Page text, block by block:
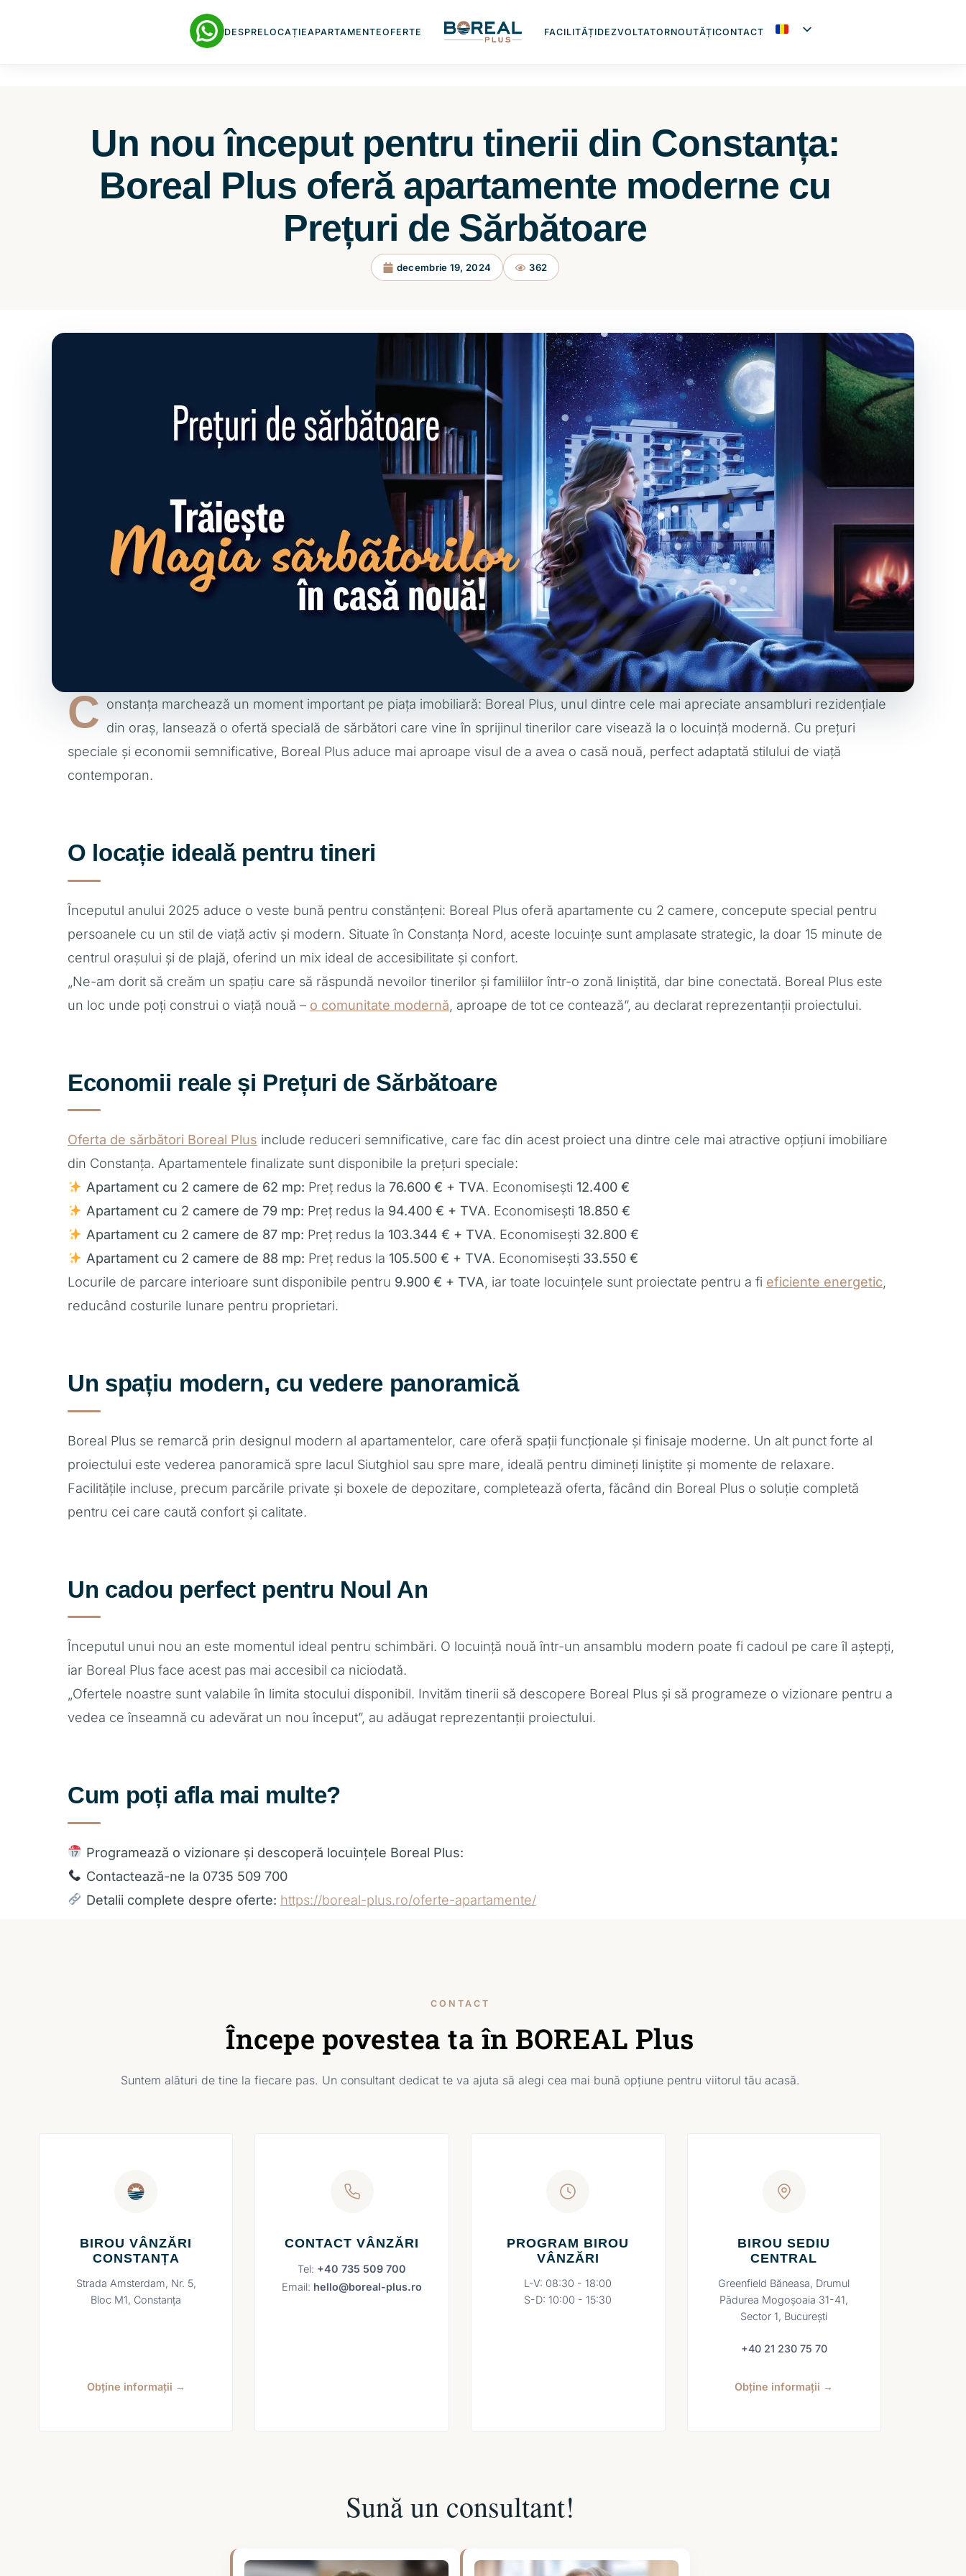
DESPRE LOCAȚIEAPARTAMENTEOFERTE FACILITĂȚIDEZVOLTATORNOUTĂȚICONTACT
Un nou început pentru tinerii din Constanța:
Boreal Plus oferă apartamente moderne cu
Prețuri de Sărbătoare
decembrie 19, 2024 362
C onstanța marchează un moment important pe piața imobiliară: Boreal Plus, unul dintre cele mai apreciate ansambluri rezidențiale
din oraș, lansează o ofertă specială de sărbători care vine în sprijinul tinerilor care visează la o locuință modernă. Cu prețuri
speciale și economii semnificative, Boreal Plus aduce mai aproape visul de a avea o casă nouă, perfect adaptată stilului de viață
contemporan.
O locație ideală pentru tineri
Începutul anului 2025 aduce o veste bună pentru constănțeni: Boreal Plus oferă apartamente cu 2 camere, concepute special pentru
persoanele cu un stil de viață activ și modern. Situate în Constanța Nord, aceste locuințe sunt amplasate strategic, la doar 15 minute de
centrul orașului și de plajă, oferind un mix ideal de accesibilitate și confort.
„Ne-am dorit să creăm un spațiu care să răspundă nevoilor tinerilor și familiilor într-o zonă liniștită, dar bine conectată. Boreal Plus este
un loc unde poți construi o viață nouă – o comunitate modernă, aproape de tot ce contează”, au declarat reprezentanții proiectului.
Economii reale și Prețuri de Sărbătoare
Oferta de sărbători Boreal Plus include reduceri semnificative, care fac din acest proiect una dintre cele mai atractive opțiuni imobiliare
din Constanța. Apartamentele finalizate sunt disponibile la prețuri speciale:
Apartament cu 2 camere de 62 mp: Preț redus la 76.600 € + TVA. Economisești 12.400 €
Apartament cu 2 camere de 79 mp: Preț redus la 94.400 € + TVA. Economisești 18.850 €
Apartament cu 2 camere de 87 mp: Preț redus la 103.344 € + TVA. Economisești 32.800 €
Apartament cu 2 camere de 88 mp: Preț redus la 105.500 € + TVA. Economisești 33.550 €
Locurile de parcare interioare sunt disponibile pentru 9.900 € + TVA, iar toate locuințele sunt proiectate pentru a fi eficiente energetic,
reducând costurile lunare pentru proprietari.
Un spațiu modern, cu vedere panoramică
Boreal Plus se remarcă prin designul modern al apartamentelor, care oferă spații funcționale și finisaje moderne. Un alt punct forte al
proiectului este vederea panoramică spre lacul Siutghiol sau spre mare, ideală pentru dimineți liniștite și momente de relaxare.
Facilitățile incluse, precum parcările private și boxele de depozitare, completează oferta, făcând din Boreal Plus o soluție completă
pentru cei care caută confort și calitate.
Un cadou perfect pentru Noul An
Începutul unui nou an este momentul ideal pentru schimbări. O locuință nouă într-un ansamblu modern poate fi cadoul pe care îl aștepți,
iar Boreal Plus face acest pas mai accesibil ca niciodată.
„Ofertele noastre sunt valabile în limita stocului disponibil. Invităm tinerii să descopere Boreal Plus și să programeze o vizionare pentru a
vedea ce înseamnă cu adevărat un nou început”, au adăugat reprezentanții proiectului.
Cum poți afla mai multe?
Programează o vizionare și descoperă locuințele Boreal Plus:
Contactează-ne la 0735 509 700
Detalii complete despre oferte: https://boreal-plus.ro/oferte-apartamente/
CONTACT
Începe povestea ta în BOREAL Plus
Suntem alături de tine la fiecare pas. Un consultant dedicat te va ajuta să alegi cea mai bună opțiune pentru viitorul tău acasă.
BIROU VÂNZĂRI
CONSTANȚA
Strada Amsterdam, Nr. 5,
Bloc M1, Constanța
Obține informații →
CONTACT VÂNZĂRI
Tel: +40 735 509 700
Email: hello@boreal-plus.ro
PROGRAM BIROU
VÂNZĂRI
L-V: 08:30 - 18:00
S-D: 10:00 - 15:30
BIROU SEDIU
CENTRAL
Greenfield Băneasa, Drumul
Pădurea Mogoșoaia 31-41,
Sector 1, București
+40 21 230 75 70
Obține informații →
Sună un consultant!